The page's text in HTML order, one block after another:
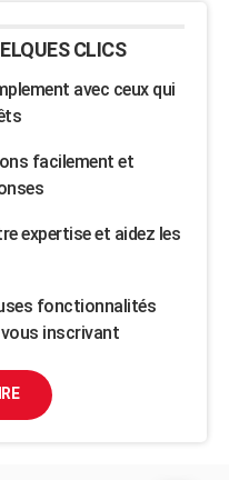
CLICS
avec ceux qui
facilement et
expertise et aidez les
fonctionnalités
inscrivant